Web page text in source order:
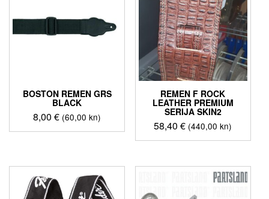
BOSTON REMEN GRS
BLACK
8,00€ (60,00 kn)
REMEN F ROCK
LEATHER PREMIUM
SERIJA SKIN2
58,40€ (440,00 kn)